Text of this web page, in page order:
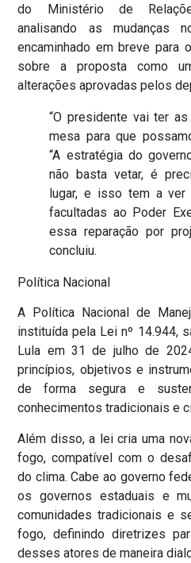
do Ministério de
analisando as mudanças
encaminhado em breve para
sobre a proposta como
alterações aprovadas pelos
“O presidente vai ter
mesa para que
“A estratégia do
não basta vetar, é
lugar, e isso tem a ver
facultadas ao Poder
essa reparação por
concluiu.
Política Nacional
A Política Nacional de
instituída pela Lei nº 14.944,
Lula em 31 de julho de
princípios, objetivos e
de forma segura e
conhecimentos tradicionais e
Além disso, a lei cria uma
fogo, compatível com o
do clima. Cabe ao governo
os governos estaduais e
comunidades tradicionais e
fogo, definindo diretrizes
desses atores de maneira